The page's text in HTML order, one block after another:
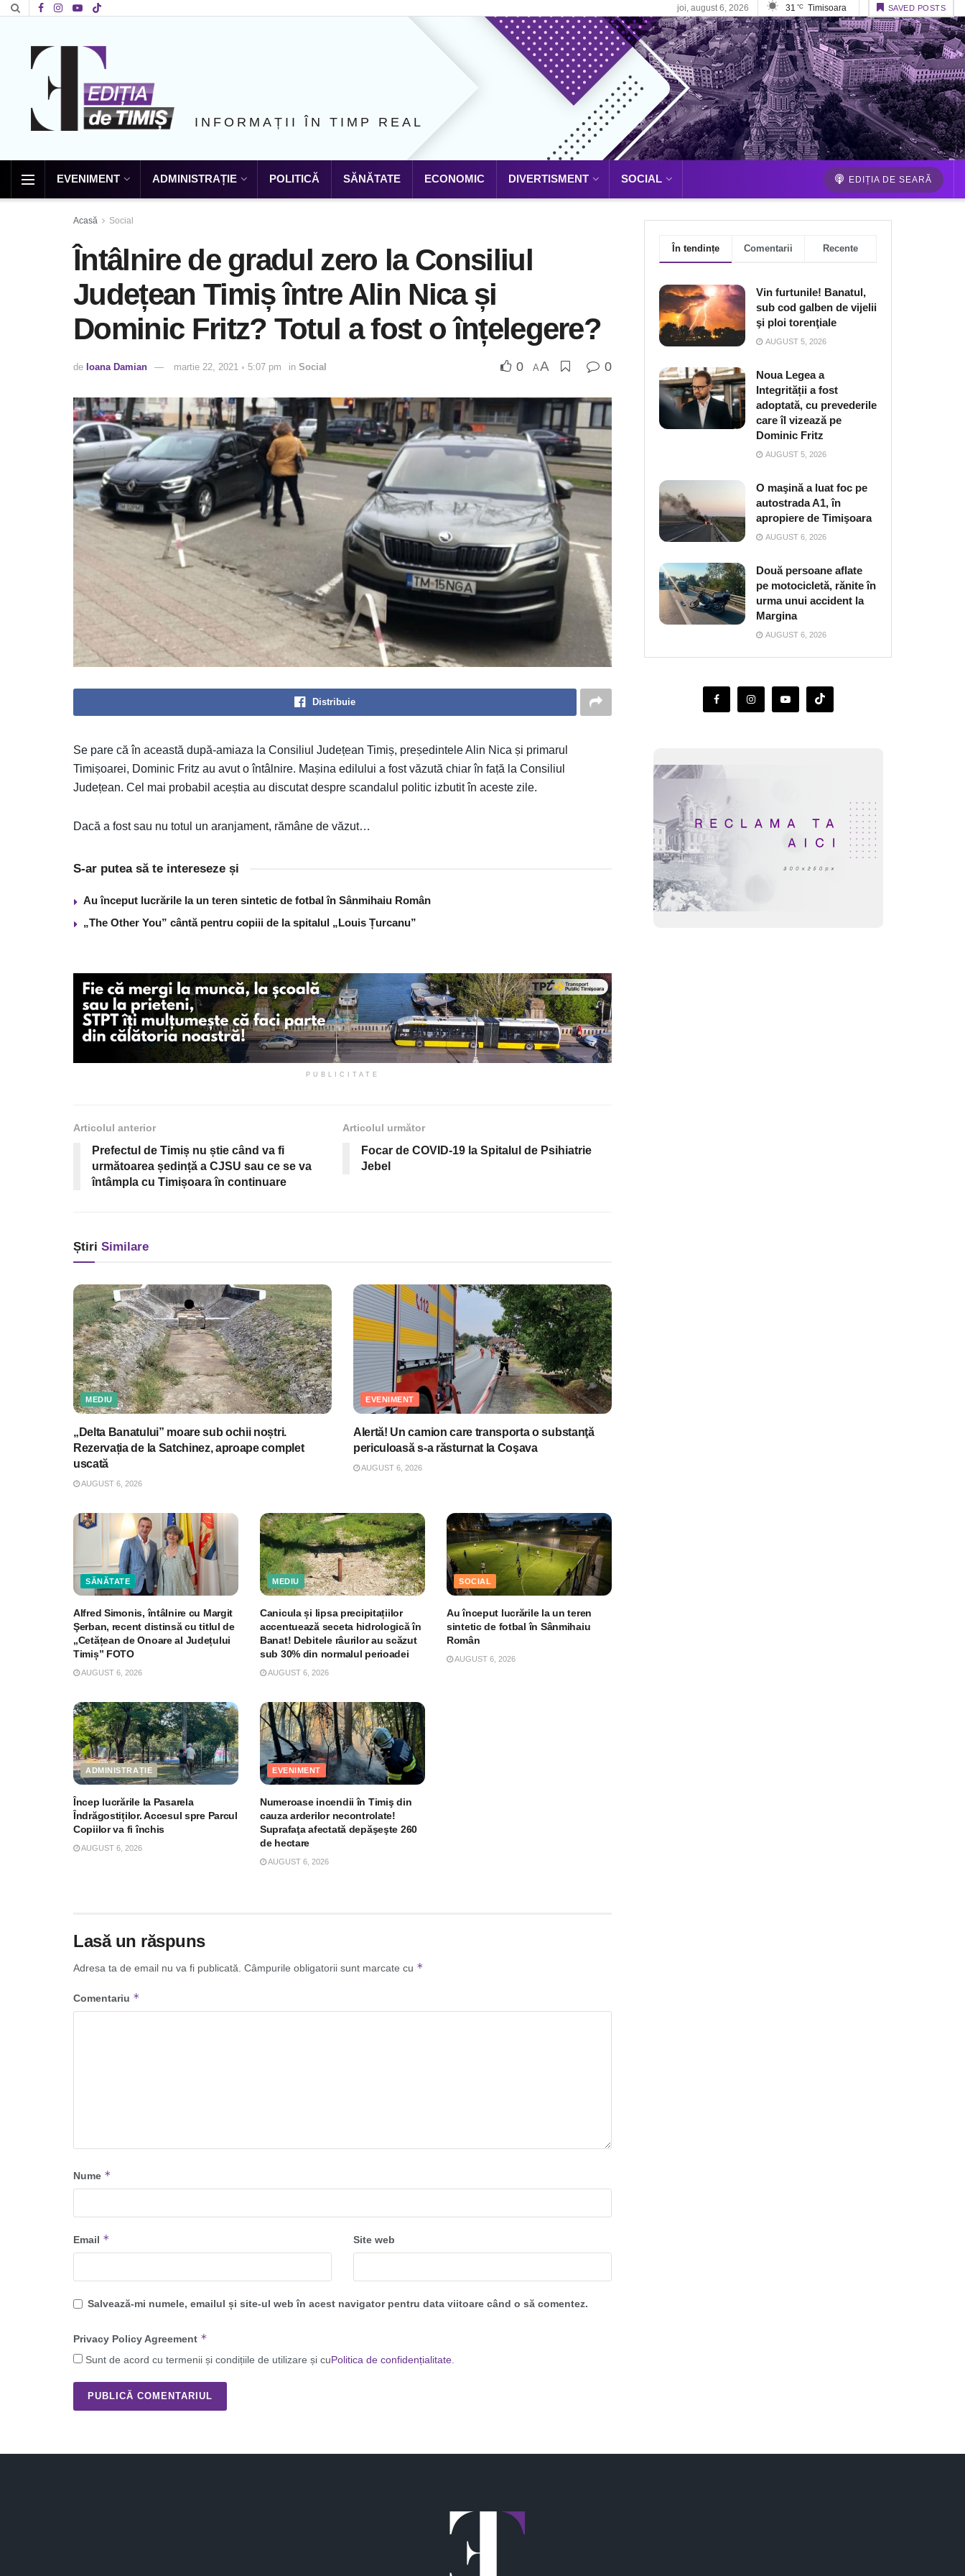
joi, august 6, 2026 31 °C Timisoara SAVED POSTS
INFORMAȚII ÎN TIMP REAL
EVENIMENT ADMINISTRAȚIE POLITICĂ SĂNĂTATE ECONOMIC DIVERTISMENT SOCIAL EDIȚIA DE SEARĂ
Acasă Social
Întâlnire de gradul zero la Consiliul
Județean Timiș între Alin Nica și
Dominic Fritz? Totul a fost o înțelegere?
de Ioana Damian martie 22, 2021 ◦ 5:07 pm in Social 0 AA 0
Distribuie
Se pare că în această după-amiaza la Consiliul Județean Timiș, președintele Alin Nica și primarul
Timișoarei, Dominic Fritz au avut o întâlnire. Mașina edilului a fost văzută chiar în față la Consiliul
Județean. Cel mai probabil aceștia au discutat despre scandalul politic izbutit în aceste zile.
Dacă a fost sau nu totul un aranjament, rămâne de văzut…
S-ar putea să te intereseze și
Au început lucrările la un teren sintetic de fotbal în Sânmihaiu Român
„The Other You” cântă pentru copiii de la spitalul „Louis Țurcanu”
PUBLICITATE
Articolul anterior
Prefectul de Timiș nu știe când va fi
următoarea ședință a CJSU sau ce se va
întâmpla cu Timișoara în continuare
Articolul următor
Focar de COVID-19 la Spitalul de Psihiatrie
Jebel
Știri Similare
MEDIU
„Delta Banatului” moare sub ochii noștri.
Rezervația de la Satchinez, aproape complet
uscată
AUGUST 6, 2026
EVENIMENT
Alertă! Un camion care transporta o substanţă
periculoasă s-a răsturnat la Coşava
AUGUST 6, 2026
SĂNĂTATE
Alfred Simonis, întâlnire cu Margit
Şerban, recent distinsă cu titlul de
„Cetățean de Onoare al Județului
Timiș” FOTO
AUGUST 6, 2026
MEDIU
Canicula și lipsa precipitațiilor
accentuează seceta hidrologică în
Banat! Debitele râurilor au scăzut
sub 30% din normalul perioadei
AUGUST 6, 2026
SOCIAL
Au început lucrările la un teren
sintetic de fotbal în Sânmihaiu
Român
AUGUST 6, 2026
ADMINISTRAȚIE
Încep lucrările la Pasarela
Îndrăgostiților. Accesul spre Parcul
Copiilor va fi închis
AUGUST 6, 2026
EVENIMENT
Numeroase incendii în Timiş din
cauza arderilor necontrolate!
Suprafaţa afectată depăşeşte 260
de hectare
AUGUST 6, 2026
Lasă un răspuns
Adresa ta de email nu va fi publicată. Câmpurile obligatorii sunt marcate cu *
Comentariu *
Nume *
Email * Site web
Salvează-mi numele, emailul și site-ul web în acest navigator pentru data viitoare când o să comentez.
Privacy Policy Agreement *
Sunt de acord cu termenii și condițiile de utilizare și cuPolitica de confidențialitate
În tendințe Comentarii Recente
Vin furtunile! Banatul,
sub cod galben de vijelii
şi ploi torenţiale
AUGUST 5, 2026
Noua Legea a
Integrității a fost
adoptată, cu prevederile
care îl vizează pe
Dominic Fritz
AUGUST 5, 2026
O maşină a luat foc pe
autostrada A1, în
apropiere de Timişoara
AUGUST 6, 2026
Două persoane aflate
pe motocicletă, rănite în
urma unui accident la
Margina
AUGUST 6, 2026